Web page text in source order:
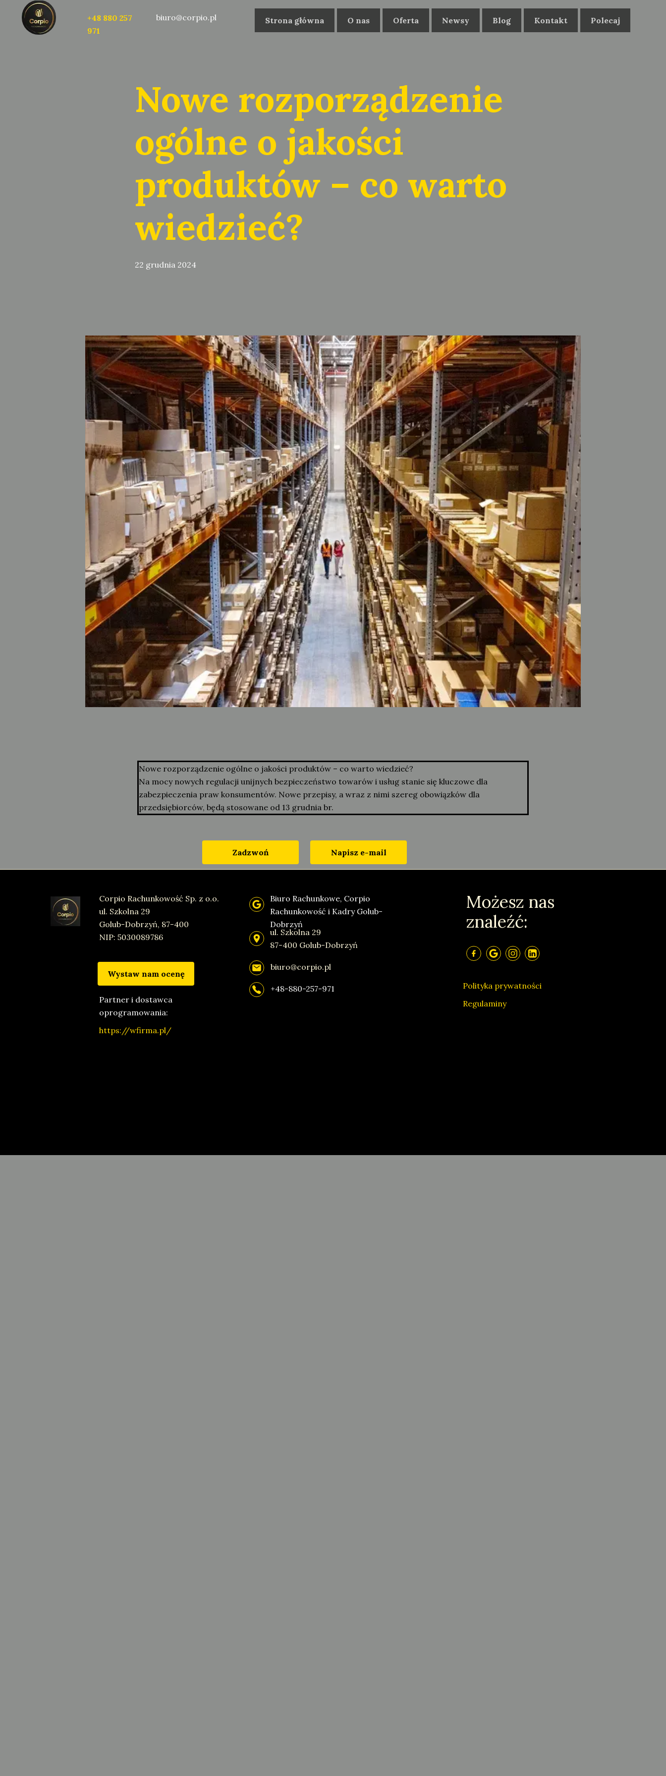
biuro@corpio.pl
+48 880 257
971
Strona główna O nas Oferta Newsy Blog Kontakt Polecaj
Nowe rozporządzenie
ogólne o jakości
produktów – co warto
wiedzieć?
22 grudnia 2024
Nowe rozporządzenie ogólne o jakości produktów – co warto wiedzieć?
Na mocy nowych regulacji unijnych bezpieczeństwo towarów i usług stanie się kluczowe dla
zabezpieczenia praw konsumentów. Nowe przepisy, a wraz z nimi szereg obowiązków dla
przedsiębiorców, będą stosowane od 13 grudnia br.
Zadzwoń Napisz e-mail
Partner i dostawca
oprogramowania:
https://wfirma.pl/
+48-880-257-971
biuro@corpio.pl
Corpio Rachunkowość Sp. z o.o.
ul. Szkolna 29
Golub-Dobrzyń, 87-400
NIP: 5030089786
Biuro Rachunkowe, Corpio
Rachunkowość i Kadry Golub-
Dobrzyń
ul. Szkolna 29
87-400 Golub-Dobrzyń
Możesz nas
znaleźć:
Regulaminy
Polityka prywatności
Wystaw nam ocenę